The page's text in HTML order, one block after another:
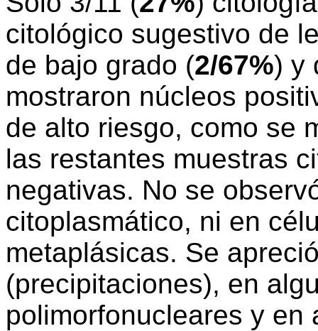
citológico sugestivo de
de bajo grado (2/67%) y
mostraron núcleos
de alto riesgo, como se
las restantes muestras
negativas. No se
citoplasmático, ni en
metaplásicas. Se
(precipitaciones), en
polimorfonucleares y en